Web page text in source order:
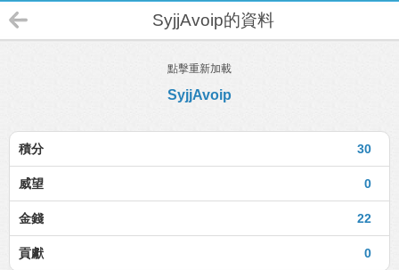
SyjjAvoip的資料
點擊重新加載
SyjjAvoip
30
積分
0
威望
22
金錢
0
貢獻